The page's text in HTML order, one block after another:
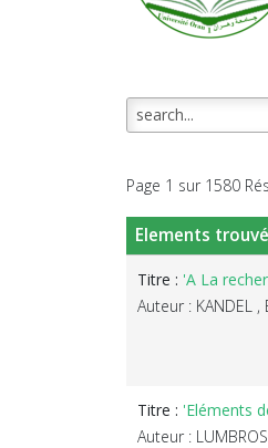
Page 1 sur 1580
Elements
Titre : 'A La
Auteur : KANDEL ,
Titre : 'Eléments
Auteur :